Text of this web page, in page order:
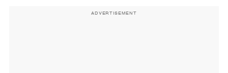
ADVERTISEMENT